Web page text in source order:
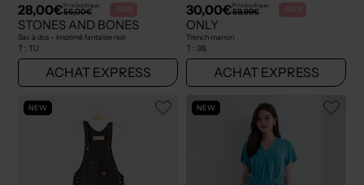
28,00€Prix boutique :
56,00€ -50%
STONES AND BONES
Sac à dos - Imprimé fantaisie noir
T : TU
ACHAT EXPRESS
30,00€Prix boutique :
59,99€ -50%
ONLY
Trench marron
T : 36
ACHAT EXPRESS
NEW NEW